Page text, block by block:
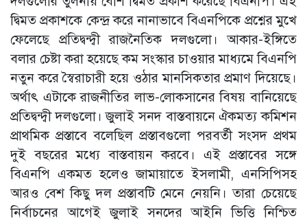
দ্বিমত প্রকাশকে কেন্দ্র করে নানাভাবে বিএনপিকে প্রশ্নের মুখে
ফেলেছে প্রতিদ্বন্দ্বী রাজনৈতিক দলগুলো। আকার-ইঙ্গিতে
বলার চেষ্টা করা হয়েছে কম সংস্কার চাওয়ার মাধ্যমে বিএনপি
নতুন করে স্বৈরাচারী হয়ে ওঠার মানসিকতার প্রমাণ দিয়েছে।
অর্থাৎ এটাকে রাজনীতির লাভ-লোকসানের বিষয় বানিয়েছে
প্রতিদ্বন্দ্বী দলগুলো। জুলাই সনদ বাস্তবায়নে ঐকমত্য কমিশন
প্রাথমিক প্রস্তাবে বলেছিল প্রস্তাবগুলো পরবর্তী সংসদ প্রথম
দুই বছরের মধ্যে বাস্তবায়ন করবে। এই প্রস্তাবের সঙ্গে
বিএনপি একমত হলেও জামায়াতে ইসলামী, এনসিপিসহ
আরও বেশ কিছু দল প্রস্তাবটি মেনে নেয়নি। তারা চেয়েছে
নির্বাচনের আগেই জুলাই সনদের আইনি ভিত্তি নিশ্চিত